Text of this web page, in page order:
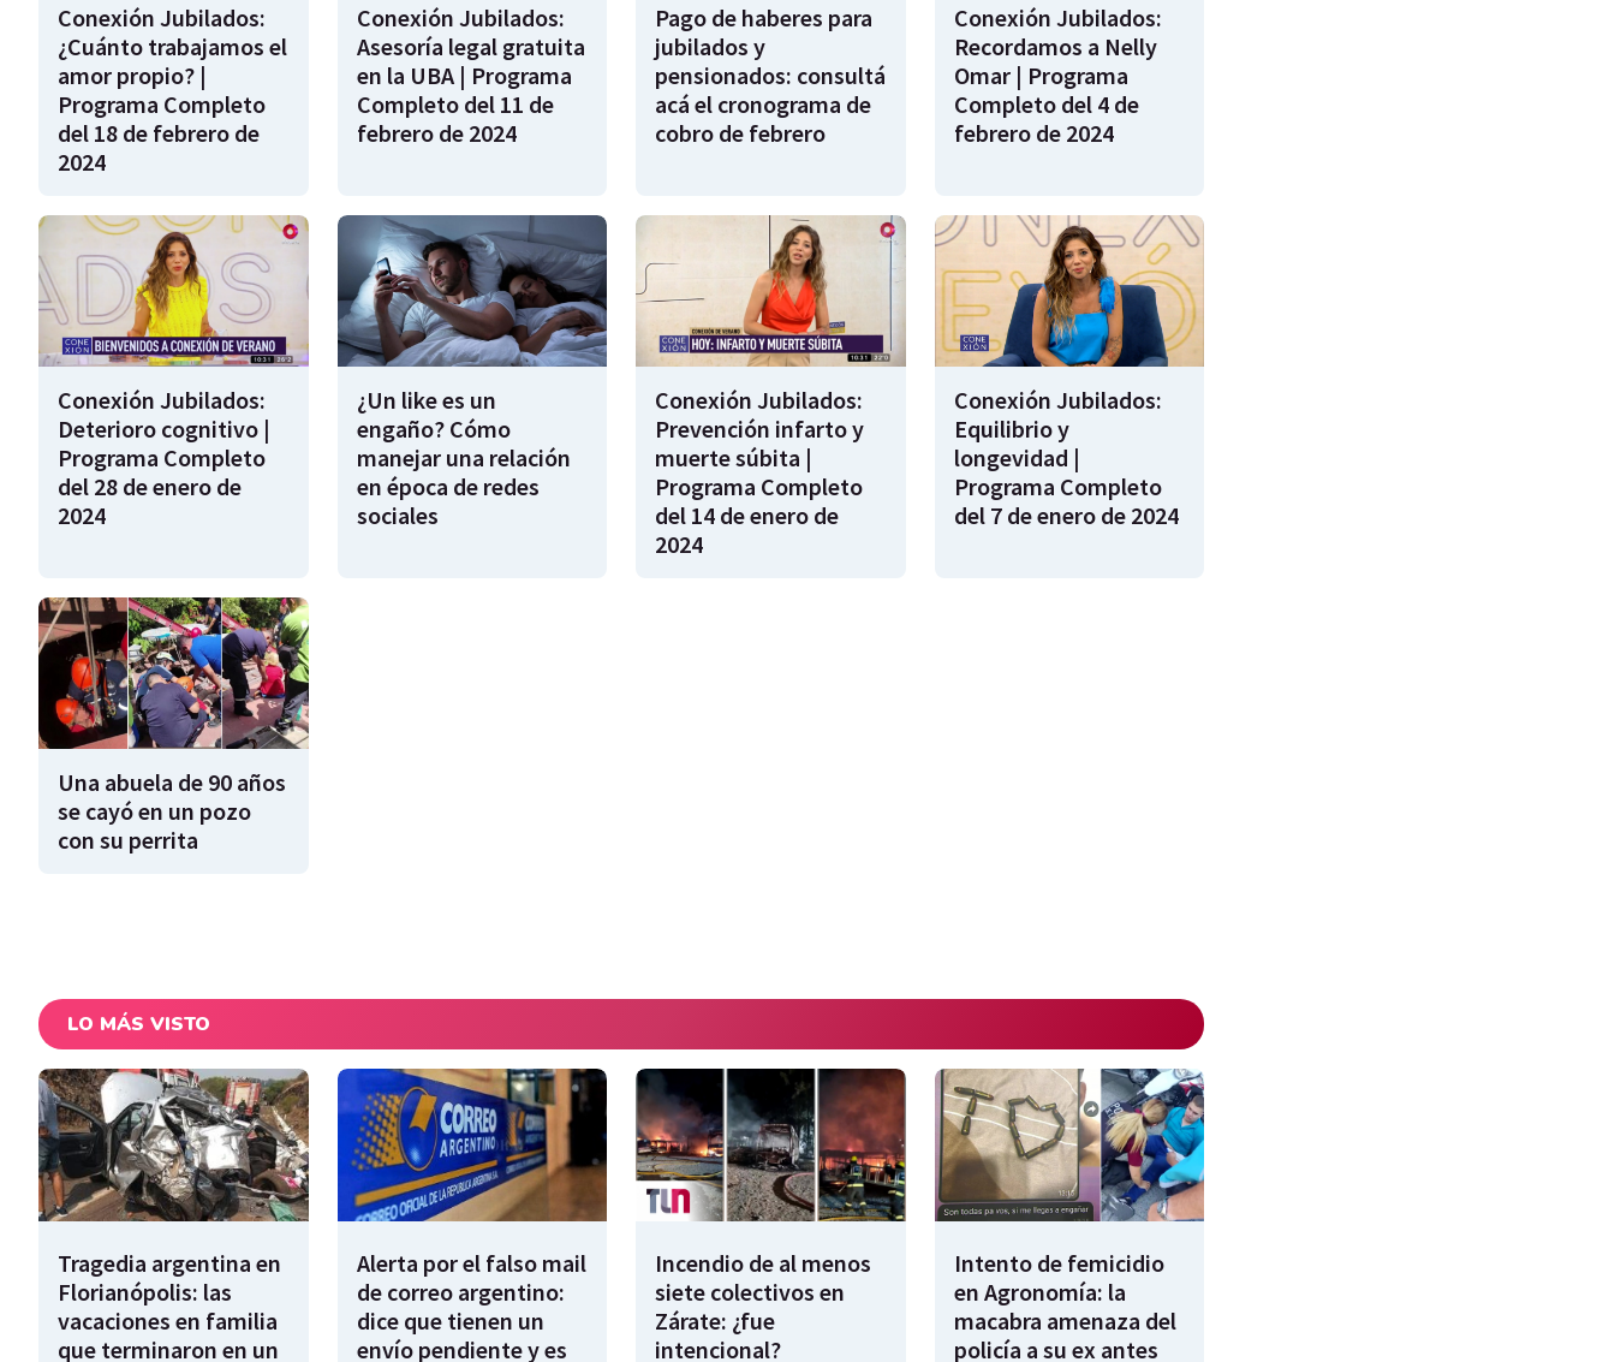
Conexión Jubilados:
¿Cuánto trabajamos el
amor propio? |
Programa Completo
del 18 de febrero de
2024
Conexión Jubilados:
Asesoría legal gratuita
en la UBA | Programa
Completo del 11 de
febrero de 2024
Pago de haberes para
jubilados y
pensionados: consultá
acá el cronograma de
cobro de febrero
Conexión Jubilados:
Recordamos a Nelly
Omar | Programa
Completo del 4 de
febrero de 2024
Conexión Jubilados:
Deterioro cognitivo |
Programa Completo
del 28 de enero de
2024
¿Un like es un
engaño? Cómo
manejar una relación
en época de redes
sociales
Conexión Jubilados:
Prevención infarto y
muerte súbita |
Programa Completo
del 14 de enero de
2024
Conexión Jubilados:
Equilibrio y
longevidad |
Programa Completo
del 7 de enero de 2024
Una abuela de 90 años
se cayó en un pozo
con su perrita
LO MÁS VISTO
Tragedia argentina en
Florianópolis: las
vacaciones en familia
que terminaron en un
Alerta por el falso mail
de correo argentino:
dice que tienen un
envío pendiente y es
Incendio de al menos
siete colectivos en
Zárate: ¿fue
intencional?
Intento de femicidio
en Agronomía: la
macabra amenaza del
policía a su ex antes